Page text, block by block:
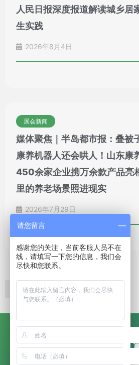
人民日报深度报道解读城乡居
生实践
2026年8月4日
展会新闻
媒体聚焦｜半岛都市报：叠被
康养机器人还会哄人！山东康
450余家企业携万余款产品亮
里的养老场景照进现实
2026年7月29日
2 3 … 5 下一页 »
请您留言
感谢您的关注，当前客服人员不在
线，请填写一下您的信息，我们会
尽快和您联系。